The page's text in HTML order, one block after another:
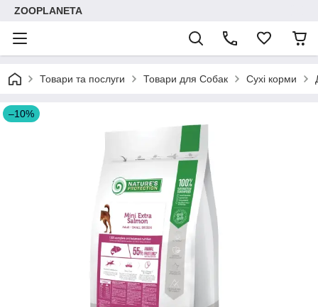
ZOOPLANETA
Товари та послуги Товари для Собак Сухі корми
–10%